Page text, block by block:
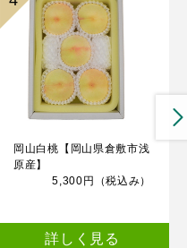
岡山白桃【岡山県倉敷市浅
原産】
5,300円
（税込み）
詳しく見る